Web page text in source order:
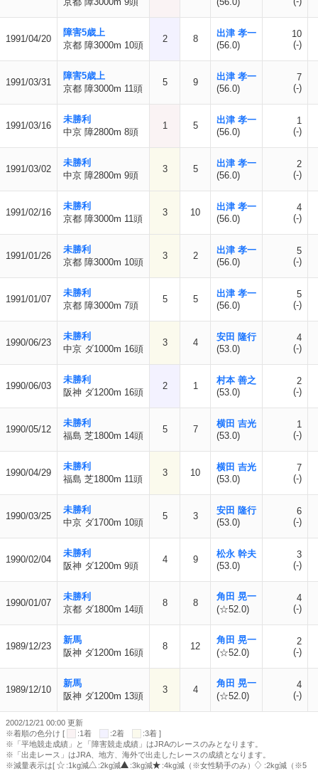
1991/04/20
障害5歳上
京都 障3000m 10頭
2 8
出津 孝一
(56.0)
10
(-)
1991/03/31
障害5歳上
京都 障3000m 11頭
5 9
出津 孝一
(56.0)
7
(-)
1991/03/16
未勝利
中京 障2800m 8頭
1 5
出津 孝一
(56.0)
1
(-)
1991/03/02
未勝利
中京 障2800m 9頭
3 5
出津 孝一
(56.0)
2
(-)
1991/02/16
未勝利
京都 障3000m 11頭
3 10
出津 孝一
(56.0)
4
(-)
1991/01/26
未勝利
京都 障3000m 10頭
3 2
出津 孝一
(56.0)
5
(-)
1991/01/07
未勝利
京都 障3000m 7頭
5 5
出津 孝一
(56.0)
5
(-)
1990/06/23
未勝利
中京 ダ1000m 16頭
3 4
安田 隆行
(53.0)
4
(-)
1990/06/03
未勝利
阪神 ダ1200m 16頭
2 1
村本 善之
(53.0)
2
(-)
1990/05/12
未勝利
福島 芝1800m 14頭
5 7
横田 吉光
(53.0)
1
(-)
1990/04/29
未勝利
福島 芝1800m 11頭
3 10
横田 吉光
(53.0)
7
(-)
1990/03/25
未勝利
中京 ダ1700m 10頭
5 3
安田 隆行
(53.0)
6
(-)
1990/02/04
未勝利
阪神 ダ1200m 9頭
4 9
松永 幹夫
(53.0)
3
(-)
1990/01/07
未勝利
京都 ダ1800m 14頭
8 8
角田 晃一
(☆52.0)
4
(-)
1989/12/23
新馬
阪神 ダ1200m 16頭
8 12
角田 晃一
(☆52.0)
2
(-)
1989/12/10
新馬
阪神 ダ1200m 13頭
3 4
角田 晃一
(☆52.0)
4
(-)
2002/12/21 00:00 更新
※着順の色分け [
:1着 :2着
:3着 ]
※「平地競走成績」と「障害競走成績」はJRAのレースのみとなります。
※「出走レース」はJRA、地方、海外で出走したレースの成績となります。
※減量表示は[
:1kg減 :2kg減 :3kg減 :4kg減（※女性騎手のみ）
:2kg減（※5